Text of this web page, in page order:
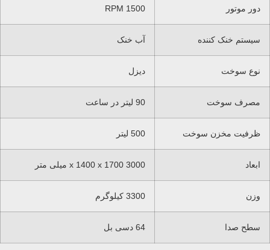
دور موتور 1500 RPM
سیستم خنک کننده آب خنک
نوع سوخت دیزل
مصرف سوخت 90 لیتر در ساعت
ظرفیت مخزن سوخت 500 لیتر
ابعاد 3000 x 1400 x 1700 میلی متر
وزن 3300 کیلوگرم
سطح صدا 64 دسی بل